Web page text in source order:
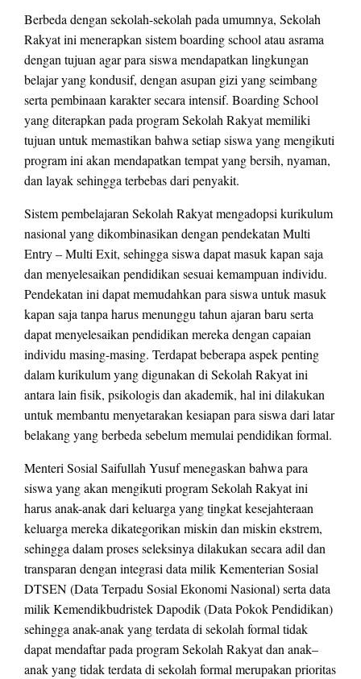
Berbeda dengan sekolah-sekolah pada umumnya, Sekolah
Rakyat ini menerapkan sistem boarding school atau asrama
dengan tujuan agar para siswa mendapatkan lingkungan
belajar yang kondusif, dengan asupan gizi yang seimbang
serta pembinaan karakter secara intensif. Boarding School
yang diterapkan pada program Sekolah Rakyat memiliki
tujuan untuk memastikan bahwa setiap siswa yang mengikuti
program ini akan mendapatkan tempat yang bersih, nyaman,
dan layak sehingga terbebas dari penyakit.
Sistem pembelajaran Sekolah Rakyat mengadopsi kurikulum
nasional yang dikombinasikan dengan pendekatan Multi
Entry – Multi Exit, sehingga siswa dapat masuk kapan saja
dan menyelesaikan pendidikan sesuai kemampuan individu.
Pendekatan ini dapat memudahkan para siswa untuk masuk
kapan saja tanpa harus menunggu tahun ajaran baru serta
dapat menyelesaikan pendidikan mereka dengan capaian
individu masing-masing. Terdapat beberapa aspek penting
dalam kurikulum yang digunakan di Sekolah Rakyat ini
antara lain fisik, psikologis dan akademik, hal ini dilakukan
untuk membantu menyetarakan kesiapan para siswa dari latar
belakang yang berbeda sebelum memulai pendidikan formal.
Menteri Sosial Saifullah Yusuf menegaskan bahwa para
siswa yang akan mengikuti program Sekolah Rakyat ini
harus anak-anak dari keluarga yang tingkat kesejahteraan
keluarga mereka dikategorikan miskin dan miskin ekstrem,
sehingga dalam proses seleksinya dilakukan secara adil dan
transparan dengan integrasi data milik Kementerian Sosial
DTSEN (Data Terpadu Sosial Ekonomi Nasional) serta data
milik Kemendikbudristek Dapodik (Data Pokok Pendidikan)
sehingga anak-anak yang terdata di sekolah formal tidak
dapat mendaftar pada program Sekolah Rakyat dan anak–
anak yang tidak terdata di sekolah formal merupakan prioritas